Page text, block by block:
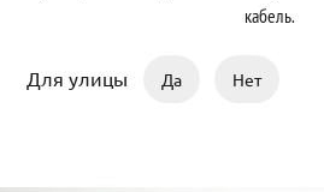
кабель.
Для улицы Да Нет